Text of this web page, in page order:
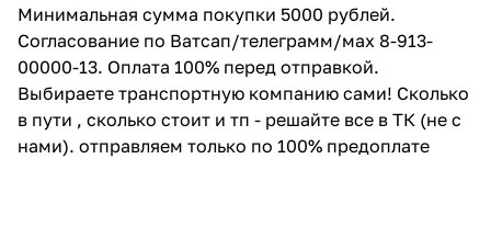
Минимальная сумма покупки 5000 рублей.
Согласование по Ватсап/телеграмм/мах 8-913-
00000-13. Оплата 100% перед отправкой.
Выбираете транспортную компанию сами! Сколько
в пути , сколько стоит и тп - решайте все в ТК (не с
нами). отправляем только по 100% предоплате